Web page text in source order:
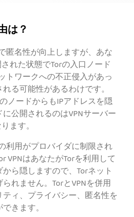
は？
匿名性が向上しますが、あな
れた状態でTorの入口ノード
トワークへの不正侵入があっ
る可能性があるわけです。
ノードからもIPアドレスを隠
公開されるのはVPNサーバー
ます。
利用がプロバイダに制限され
VPNはあなたがTorを利用して
ら隠しますので、Torネット
れません。TorとVPNを併用
ィ、プライバシー、匿名性を
きます。